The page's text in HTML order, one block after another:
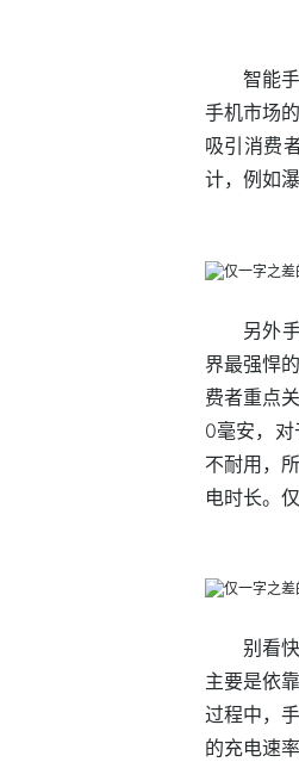
智能
手机市场
吸引消费
计，例如
另外
界最强悍
费者重点
0毫安，
不耐用，
电时长。
别看
主要是依
过程中，
的充电速